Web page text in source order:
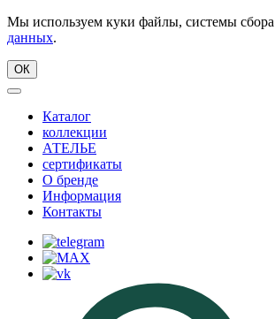
Мы используем куки файлы, системы сбора
данных.
ОК
Каталог
коллекции
АТЕЛЬЕ
сертификаты
О бренде
Информация
Контакты